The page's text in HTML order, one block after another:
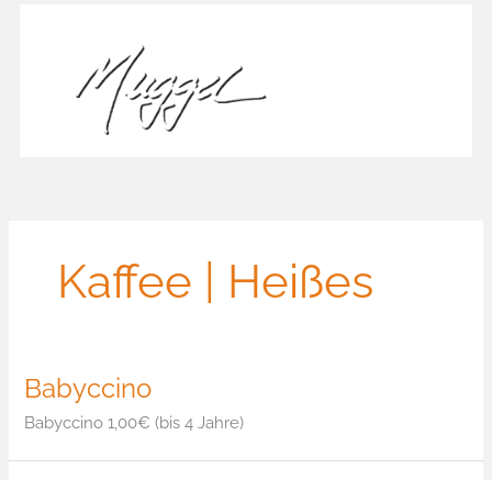
Kaffee | Heißes
Babyccino
Babyccino 1,00€ (bis 4 Jahre)